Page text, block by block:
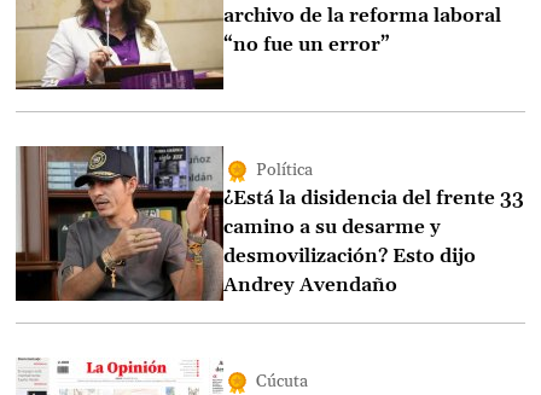
archivo de la reforma laboral
“no fue un error”
Política
¿Está la disidencia del frente 33
camino a su desarme y
desmovilización? Esto dijo
Andrey Avendaño
Cúcuta